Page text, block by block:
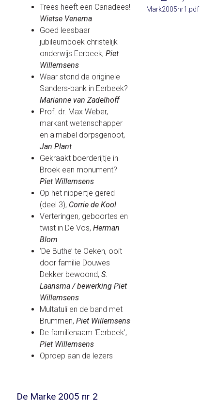
Mark2005nr1.pdf
Trees heeft een Canadees!
Wietse Venema
Goed leesbaar
jubileumboek christelijk
onderwijs Eerbeek,Piet
Willemsens
Waar stond de originele
Sanders-bank in Eerbeek?
Marianne van Zadelhoff
Prof. dr. Max Weber,
markant wetenschapper
en aimabel dorpsgenoot,
Jan Plant
Gekraakt boerderijtje in
Broek een monument?
Piet Willemsens
Op het nippertje gered
(deel 3), Corrie de Kool
Verteringen, geboortes en
twist in De Vos,Herman
Blom
‘De Buthe’ te Oeken, ooit
door familie Douwes
Dekker bewoond,S.
Laansma / bewerking Piet
Willemsens
Multatuli en de band met
Brummen,Piet Willemsens
De familienaam ‘Eerbeek’,
Piet Willemsens
Oproep aan de lezers
De Marke 2005 nr 2